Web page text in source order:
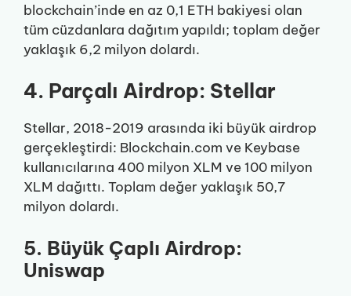
blockchain’inde en az 0,1 ETH bakiyesi olan
tüm cüzdanlara dağıtım yapıldı; toplam değer
yaklaşık 6,2 milyon dolardı.
4. Parçalı Airdrop: Stellar
Stellar, 2018-2019 arasında iki büyük airdrop
gerçekleştirdi: Blockchain.com ve Keybase
kullanıcılarına 400 milyon XLM ve 100 milyon
XLM dağıttı. Toplam değer yaklaşık 50,7
milyon dolardı.
5. Büyük Çaplı Airdrop:
Uniswap